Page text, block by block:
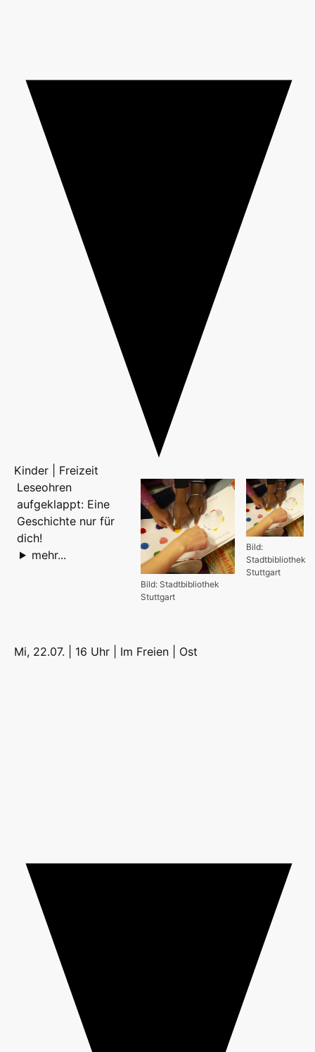
Kinder | Freizeit
Bild:
Stadtbibliothek
Stuttgart
Bild: Stadtbibliothek
Stuttgart
Leseohren
aufgeklappt: Eine
Geschichte nur für
dich!
mehr...
Mi, 22.07. | 16 Uhr | Im Freien | Ost